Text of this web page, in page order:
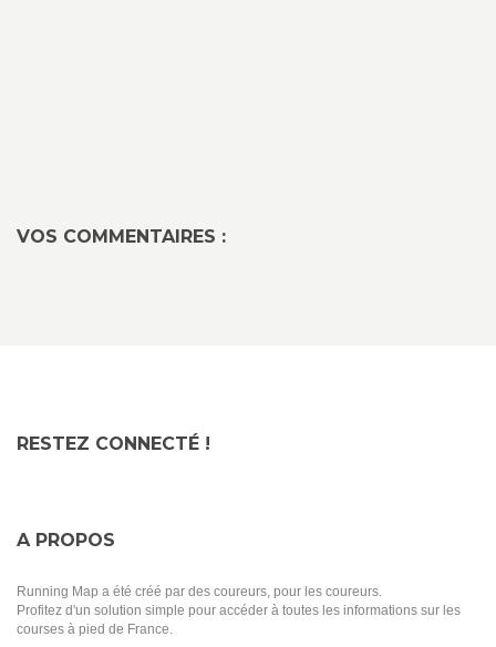
VOS COMMENTAIRES :
RESTEZ CONNECTÉ !
A PROPOS
Running Map a été créé par des coureurs, pour les coureurs.
Profitez d'un solution simple pour accéder à toutes les informations sur les
courses à pied de France.